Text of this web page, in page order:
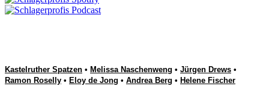
Kastelruther Spatzen • Melissa Naschenweng • Jürgen Drews •
Ramon Roselly • Eloy de Jong • Andrea Berg • Helene Fischer